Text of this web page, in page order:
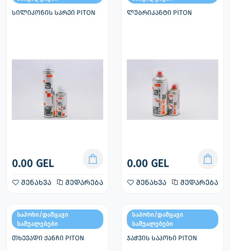
სილიკონის სპრეი PITON
0.00 GEL
შენახვა შედარება
ლუბრიკანტი PITON
0.00 GEL
შენახვა შედარება
საპოხი/დამცავი
საშუალებები
თხევადი ქანჩი PITON
საპოხი/დამცავი
საშუალებები
ჯაჭვის საპოხი PITON